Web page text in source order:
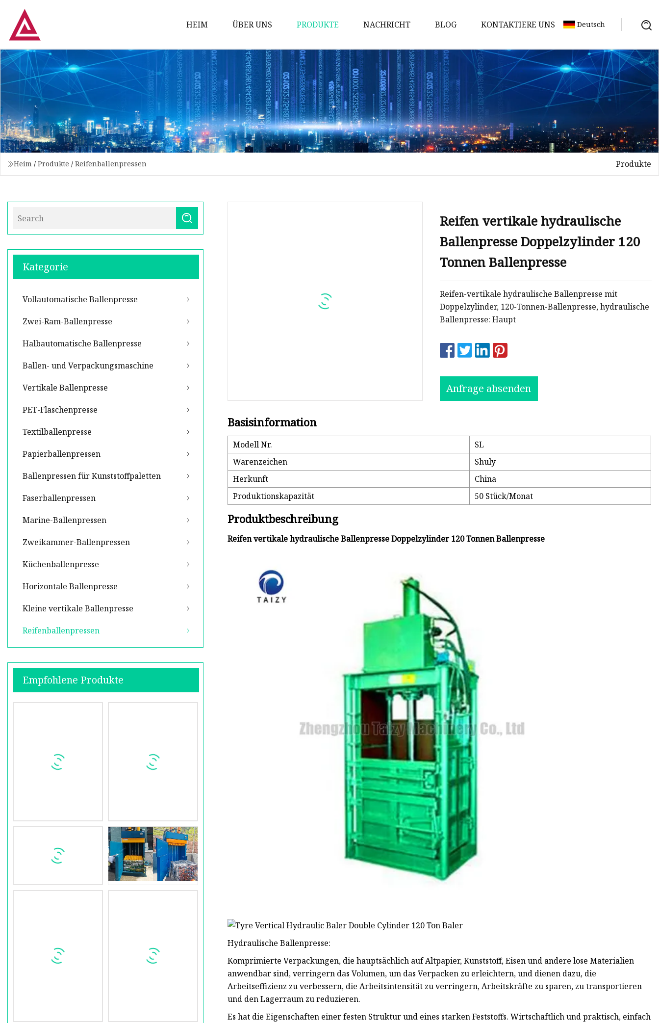
HEIM ÜBER UNS PRODUKTE
Vollautomatische Ballenpresse
Zwei-Ram-Ballenpresse
Halbautomatische Ballenpresse
Ballen- und
Verpackungsmaschine
Vertikale Ballenpresse
Küchenballenpresse
NACHRICHT BLOG KONTAKTIERE UNS Deutsch
Heim / Produkte / Reifenballenpressen Produkte
Kategorie
Vollautomatische Ballenpresse
Zwei-Ram-Ballenpresse
Halbautomatische Ballenpresse
Ballen- und Verpackungsmaschine
Vertikale Ballenpresse
PET-Flaschenpresse
Textilballenpresse
Papierballenpressen
Ballenpressen für Kunststoffpaletten
Faserballenpressen
Marine-Ballenpressen
Zweikammer-Ballenpressen
Küchenballenpresse
Horizontale Ballenpresse
Kleine vertikale Ballenpresse
Reifenballenpressen
Empfohlene Produkte
Reifen vertikale hydraulische
Ballenpresse Doppelzylinder 120
Tonnen Ballenpresse
Reifen-vertikale hydraulische Ballenpresse mit
Doppelzylinder, 120-Tonnen-Ballenpresse, hydraulische
Ballenpresse: Haupt
Anfrage absenden
Basisinformation
Modell Nr.
SL
Warenzeichen
Shuly
Herkunft
China
Produktionskapazität
50 Stück/Monat
Produktbeschreibung
Reifen vertikale hydraulische Ballenpresse Doppelzylinder 120 Tonnen Ballenpresse
Hydraulische Ballenpresse:
Komprimierte Verpackungen, die hauptsächlich auf Altpapier, Kunststoff, Eisen und andere lose Materialien
anwendbar sind, verringern das Volumen, um das Verpacken zu erleichtern, und dienen dazu, die
Arbeitseffizienz zu verbessern, die Arbeitsintensität zu verringern, Arbeitskräfte zu sparen, zu transportieren
und den Lagerraum zu reduzieren.
Es hat die Eigenschaften einer festen Struktur und eines starken Feststoffs. Wirtschaftlich und praktisch, einfach